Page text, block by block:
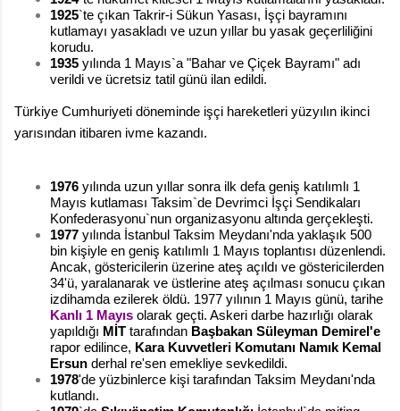
1925`te çıkan Takrir-i Sükun Yasası, İşçi bayramını
kutlamayı yasakladı ve uzun yıllar bu yasak geçerliliğini
korudu.
1935 yılında 1 Mayıs`a "Bahar ve Çiçek Bayramı" adı
verildi ve ücretsiz tatil günü ilan edildi.
Türkiye Cumhuriyeti döneminde işçi hareketleri yüzyılın ikinci
yarısından itibaren ivme kazandı.
1976 yılında uzun yıllar sonra ilk defa geniş katılımlı 1
Mayıs kutlaması Taksim`de Devrimci İşçi Sendikaları
Konfederasyonu`nun organizasyonu altında gerçekleşti.
1977 yılında İstanbul Taksim Meydanı'nda yaklaşık 500
bin kişiyle en geniş katılımlı 1 Mayıs toplantısı düzenlendi.
Ancak, göstericilerin üzerine ateş açıldı ve göstericilerden
34'ü, yaralanarak ve üstlerine ateş açılması sonucu çıkan
izdihamda ezilerek öldü. 1977 yılının 1 Mayıs günü, tarihe
Kanlı 1 Mayıs olarak geçti. Askeri darbe hazırlığı olarak
yapıldığı MİT tarafından Başbakan Süleyman Demirel'e
rapor edilince, Kara Kuvvetleri Komutanı Namık Kemal
Ersun derhal re'sen emekliye sevkedildi.
1978'de yüzbinlerce kişi tarafından Taksim Meydanı'nda
kutlandı.